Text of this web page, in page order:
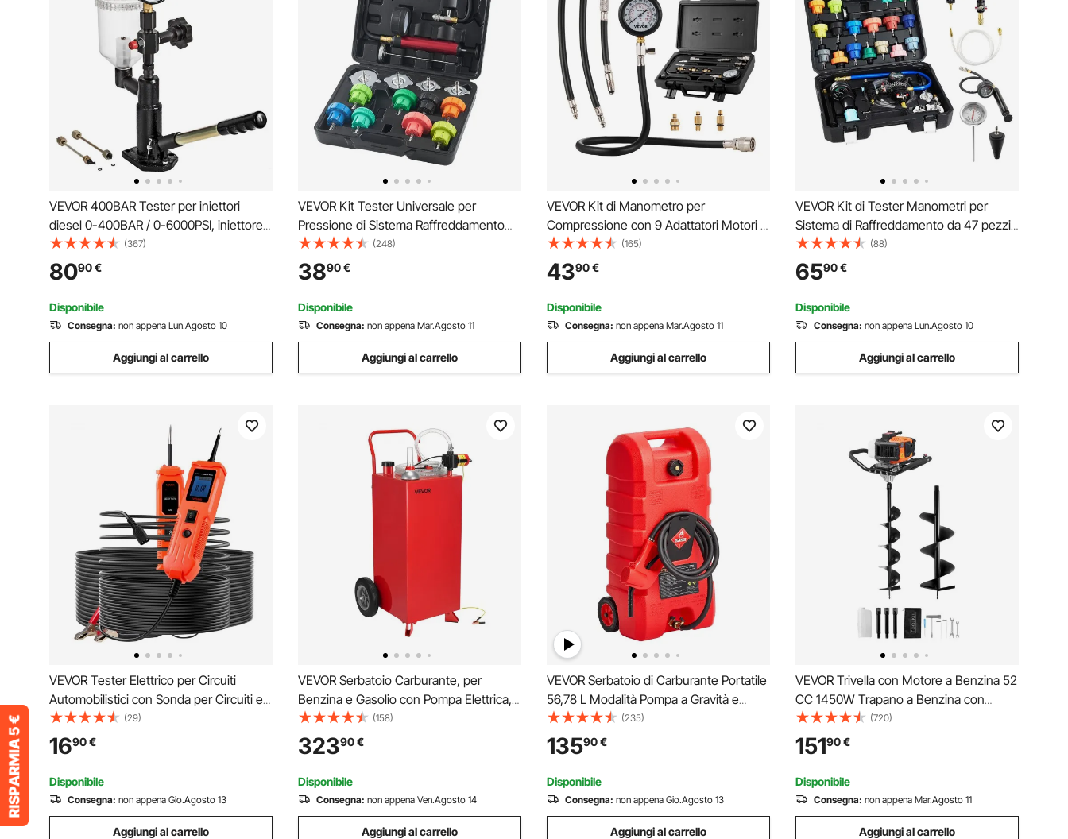
VEVOR 400BAR Tester per iniettori
diesel 0-400BAR / 0-6000PSI, iniettore
ugello Tester, Diesel, Dual Size Pressure
Gauge Adjusts Injector Nozzle Pressure
(367)
8090€
Disponibile
Consegna: non appena Lun.Agosto 10
Aggiungi al carrello
VEVOR Kit Tester Universale per
Pressione di Sistema Raffreddamento
del Radiatore con Adattatori per Pompa
a Mano Tappi Codificati a Colori,
Strumenti per Pressione con Valigetta
per Auto Moto Camion
(248)
3890€
Disponibile
Consegna: non appena Mar.Agosto 11
Aggiungi al carrello
VEVOR Kit di Manometro per
Compressione con 9 Adattatori Motori a
Benzina Manometro 0-300 PSI,
Manometro Misuratore Pressione Auto
Strumento Diagnostico Cilindro Motore
per Auto Moto Officina Garage
(165)
4390€
Disponibile
Consegna: non appena Mar.Agosto 11
Aggiungi al carrello
VEVOR Kit di Tester Manometri per
Sistema di Raffreddamento da 47 pezzi,
Kit per Prova di Pressione del Radiatore
con 3 Adattatori in Metallo, Misura
Universale, Strumento di Prova per
Autoveicoli
(88)
6590€
Disponibile
Consegna: non appena Lun.Agosto 10
Aggiungi al carrello
VEVOR Tester Elettrico per Circuiti
Automobilistici con Sonda per Circuiti e
Illuminazione, Tester DC 6-36V, Cavo da
4 m Rilevatore di Tensione per Berline,
SUV, Camper e Camion
(29)
1690€
Disponibile
Consegna: non appena Gio.Agosto 13
Aggiungi al carrello
VEVOR Serbatoio Carburante, per
Benzina e Gasolio con Pompa Elettrica,
Serbatoio Stoccaggio Portatile con 2
Ruote Tubo Flessibile, Contenitore
Benzina 136 L, Flusso Massimo 32L
Ogni Minuto
(158)
32390€
Disponibile
Consegna: non appena Ven.Agosto 14
Aggiungi al carrello
VEVOR Serbatoio di Carburante Portatile
56,78 L Modalità Pompa a Gravità e
Manuale, Contenitore per Serbatoio di
Carburante con Ruote, Tubo di Mandata
3,04 m e Pompa Manuale, per
Motoscafi, Benzina
(235)
13590€
Disponibile
Consegna: non appena Gio.Agosto 13
Aggiungi al carrello
VEVOR Trivella con Motore a Benzina 52
CC 1450W Trapano a Benzina con
Punte da 150 e 250 mm 3 Barre di
Prolunga Trapano per Fori per
Recinzione per Terreni Agricoli Piante da
Giardino Arancione e Nero
(720)
15190€
Disponibile
Consegna: non appena Mar.Agosto 11
Aggiungi al carrello